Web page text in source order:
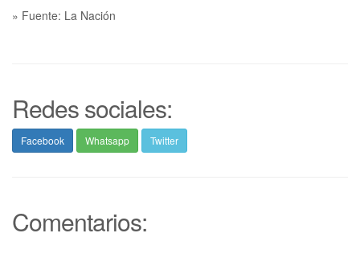
» Fuente: La Nación
Redes sociales:
Facebook Whatsapp Twitter
Comentarios: